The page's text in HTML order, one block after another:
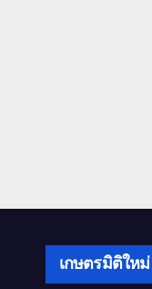
เกษตรมิติให